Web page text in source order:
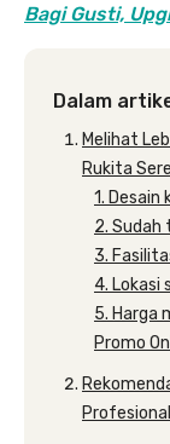
Bagi Gusti,
Dalam
Melihat
Rukita
1.
2. Sudah
3.
4. Lokasi
5. Harga
Promo